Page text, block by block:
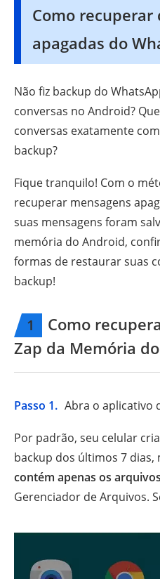
Como recuperar
apagadas do
Não fiz backup do
conversas no Android?
conversas exatamente
backup?
Fique tranquilo! Com o
recuperar mensagens
suas mensagens foram
memória do Android,
formas de restaurar suas
backup!
1
Como
Zap da Memória
Passo 1. Abra o aplicativo
Por padrão, seu celular
backup dos últimos 7 dias,
contém apenas os
Gerenciador de Arquivos.